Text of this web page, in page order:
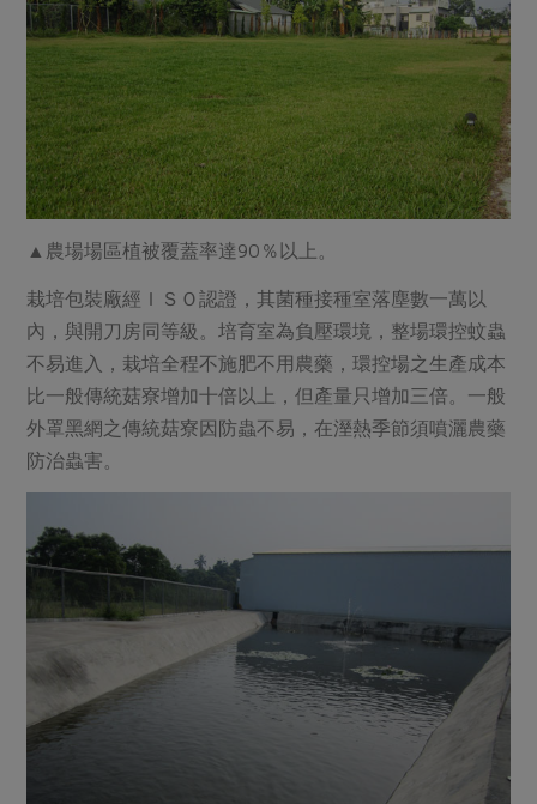
▲農場場區植被覆蓋率達90％以上。
栽培包裝廠經ＩＳＯ認證，其菌種接種室落塵數一萬以
內，與開刀房同等級。培育室為負壓環境，整場環控蚊蟲
不易進入，栽培全程不施肥不用農藥，環控場之生產成本
比一般傳統菇寮增加十倍以上，但產量只增加三倍。一般
外罩黑網之傳統菇寮因防蟲不易，在溼熱季節須噴灑農藥
防治蟲害。